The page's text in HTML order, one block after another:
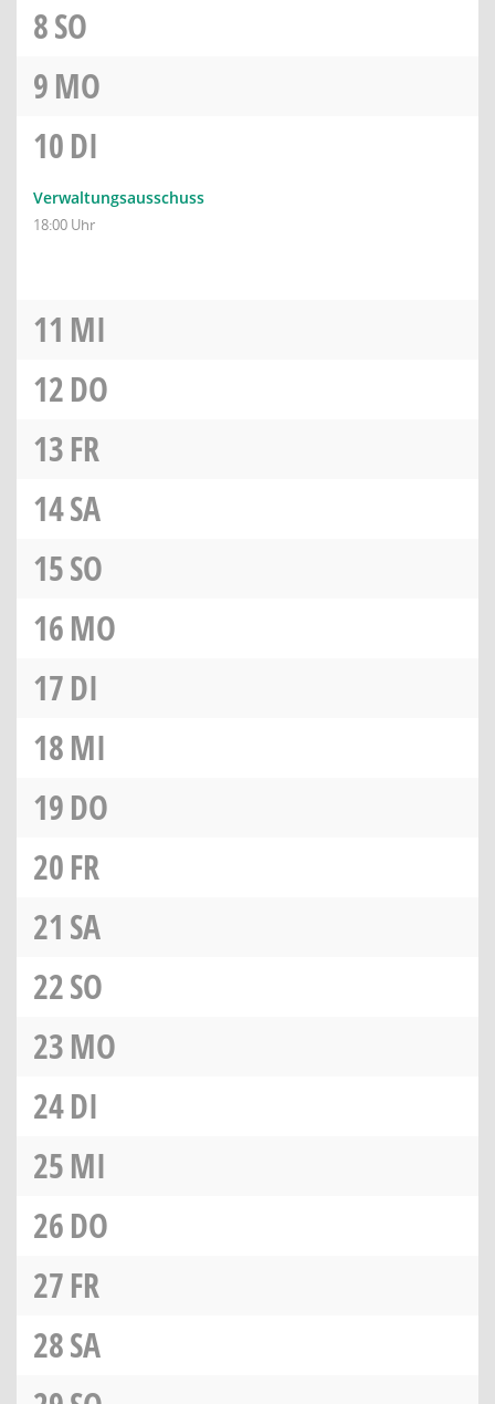
8SO
9MO
10DI
Verwaltungsausschuss
18:00 Uhr
11 MI
12DO
13FR
14SA
15SO
16MO
17DI
18MI
19DO
20FR
21 SA
22SO
23MO
24DI
25MI
26DO
27FR
28SA